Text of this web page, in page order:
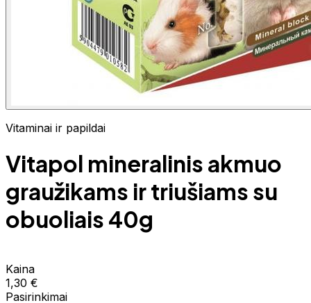
Vitaminai ir papildai
Vitapol mineralinis akmuo
graužikams ir triušiams su
obuoliais 40g
Kaina
1,30 €
Pasirinkimai